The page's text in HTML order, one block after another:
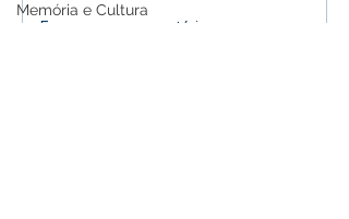
Memória e Cultura
Presença marcante:
Escreva um comentário